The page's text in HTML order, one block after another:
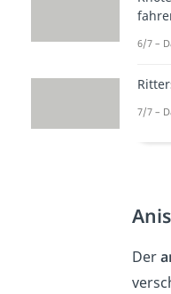
Der
6/7 –
7/7 –